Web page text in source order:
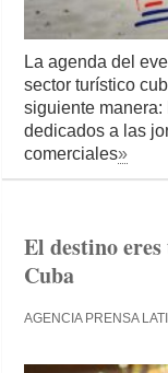
La agenda del
sector turístico
siguiente manera:
dedicados a las
comerciales»
El destino
Cuba
AGENCIA PRENSA